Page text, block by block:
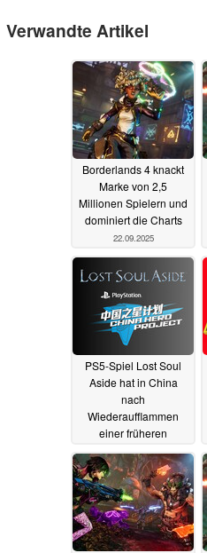
Verwandte Artikel
Borderlands 4 knackt
Marke von 2,5
Millionen Spielern und
dominiert die Charts
22.09.2025
PS5-Spiel Lost Soul
Aside hat in China
nach
Wiederaufflammen
einer früheren
Entwickler-Kontroverse
zu kämpfen01.09.2025